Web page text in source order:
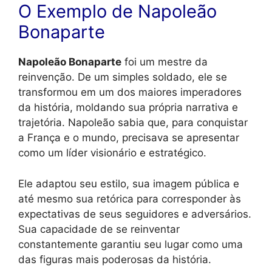
O Exemplo de Napoleão
Bonaparte
Napoleão Bonaparte foi um mestre da
reinvenção. De um simples soldado, ele se
transformou em um dos maiores imperadores
da história, moldando sua própria narrativa e
trajetória. Napoleão sabia que, para conquistar
a França e o mundo, precisava se apresentar
como um líder visionário e estratégico.
Ele adaptou seu estilo, sua imagem pública e
até mesmo sua retórica para corresponder às
expectativas de seus seguidores e adversários.
Sua capacidade de se reinventar
constantemente garantiu seu lugar como uma
das figuras mais poderosas da história.